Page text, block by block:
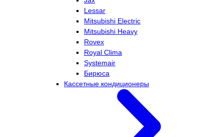
Lessar
Mitsubishi Electric
Mitsubishi Heavy
Rovex
Royal Clima
Systemair
Бирюса
Кассетные кондиционеры